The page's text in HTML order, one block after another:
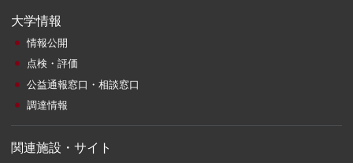
大学情報
情報公開
点検・評価
公益通報窓口・相談窓口
調達情報
関連施設・サイト